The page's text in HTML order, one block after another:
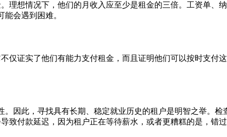
理想情况下，他们的月收入应至少是租金的三倍。工资单、
会遇到困难。
仅证实了他们有能力支付租金，而且证明他们可以按时支付
因此，寻找具有长期、稳定就业历史的租户是明智之举。
致付款延迟，因为租户正在等待薪水，或者更糟糕的是，错过